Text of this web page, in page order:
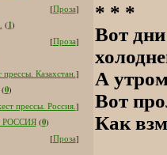
[Проза]
(1)
[Проза]
Казахстан.]
(0)
прессы. Россия.]
РОССИЯ (0)
[Проза]
* * *
Вот
А
Вот
Как